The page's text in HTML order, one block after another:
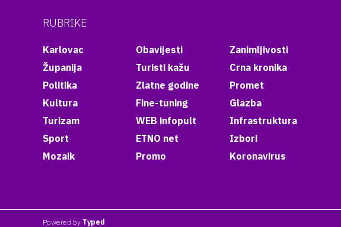
RUBRIKE
Karlovac
Županija
Politika
Kultura
Turizam
Sport
Mozaik
Obavijesti
Turisti kažu
Zlatne godine
Fine-tuning
WEB infopult
ETNO net
Promo
Zanimljivosti
Crna kronika
Promet
Glazba
Infrastruktura
Izbori
Koronavirus
Powered by Typed